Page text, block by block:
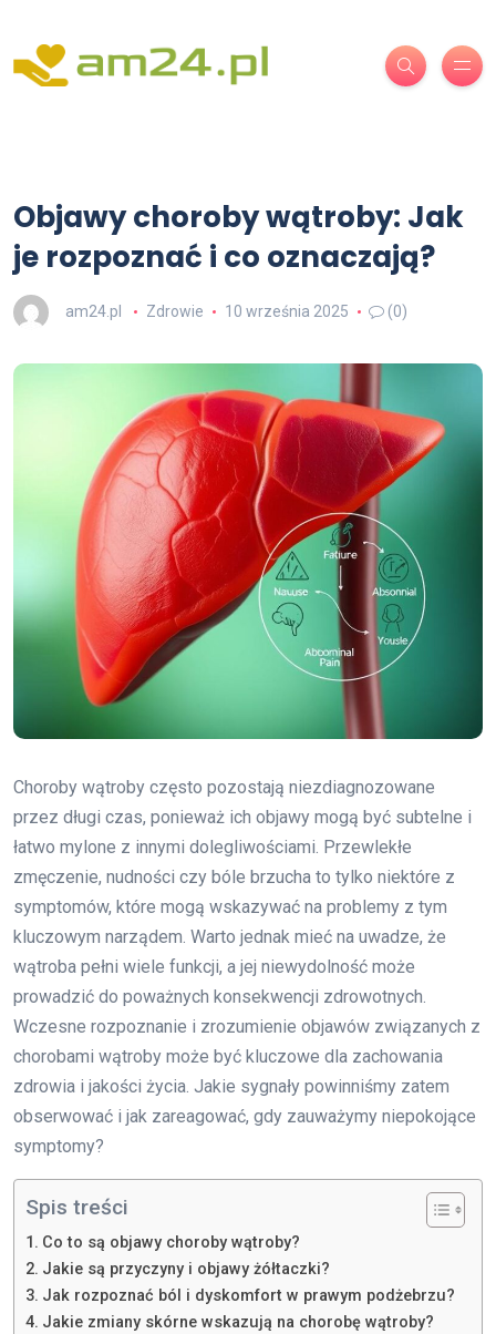
Objawy choroby wątroby: Jak
je rozpoznać i co oznaczają?
am24.pl Zdrowie 10 września 2025 (0)
Choroby wątroby często pozostają niezdiagnozowane
przez długi czas, ponieważ ich objawy mogą być subtelne i
łatwo mylone z innymi dolegliwościami. Przewlekłe
zmęczenie, nudności czy bóle brzucha to tylko niektóre z
symptomów, które mogą wskazywać na problemy z tym
kluczowym narządem. Warto jednak mieć na uwadze, że
wątroba pełni wiele funkcji, a jej niewydolność może
prowadzić do poważnych konsekwencji zdrowotnych.
Wczesne rozpoznanie i zrozumienie objawów związanych z
chorobami wątroby może być kluczowe dla zachowania
zdrowia i jakości życia. Jakie sygnały powinniśmy zatem
obserwować i jak zareagować, gdy zauważymy niepokojące
symptomy?
Spis treści
Co to są objawy choroby wątroby?
Jakie są przyczyny i objawy żółtaczki?
Jak rozpoznać ból i dyskomfort w prawym podżebrzu?
Jakie zmiany skórne wskazują na chorobę wątroby?